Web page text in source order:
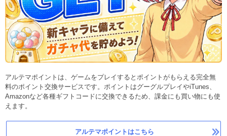
アルテマポイントは、ゲームをプレイするとポイントがもらえる完全無
料のポイント交換サービスです。ポイントはグーグルプレイやiTunes、
Amazonなど各種ギフトコードに交換できるため、課金にも買い物にも使
えます。
アルテマポイントはこちら